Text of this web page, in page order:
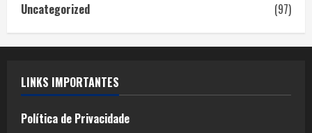
Uncategorized
(97)
LINKS IMPORTANTES
Política de Privacidade